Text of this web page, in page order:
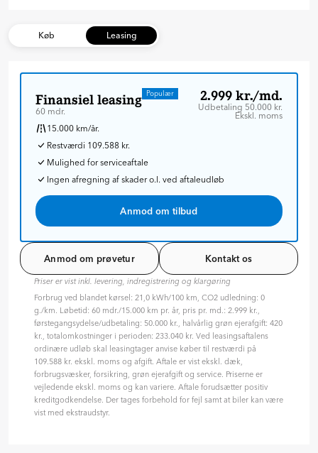
Køb Leasing
Finansiel leasing
60 mdr.
Populær 2.999 kr./md.
Udbetaling 50.000 kr.
Ekskl. moms
15.000 km/år.
Restværdi 109.588 kr.
Mulighed for serviceaftale
Ingen afregning af skader o.l. ved aftaleudløb
Anmod om tilbud
Anmod om prøvetur Kontakt os
Priser er vist inkl. levering, indregistrering og klargøring
Forbrug ved blandet kørsel: 21,0 kWh/100 km, CO2 udledning: 0
g./km. Løbetid: 60 mdr./15.000 km pr. år, pris pr. md.: 2.999 kr.,
førstegangsydelse/udbetaling: 50.000 kr., halvårlig grøn ejerafgift: 420
kr., totalomkostninger i perioden: 233.040 kr. Ved leasingsaftalens
ordinære udløb skal leasingtager anvise køber til restværdi på
109.588 kr. ekskl. moms og afgift. Aftale er vist ekskl. dæk,
forbrugsvæsker, forsikring, grøn ejerafgift og service. Priserne er
vejledende ekskl. moms og kan variere. Aftale forudsætter positiv
kreditgodkendelse. Der tages forbehold for fejl samt at biler kan være
vist med ekstraudstyr.